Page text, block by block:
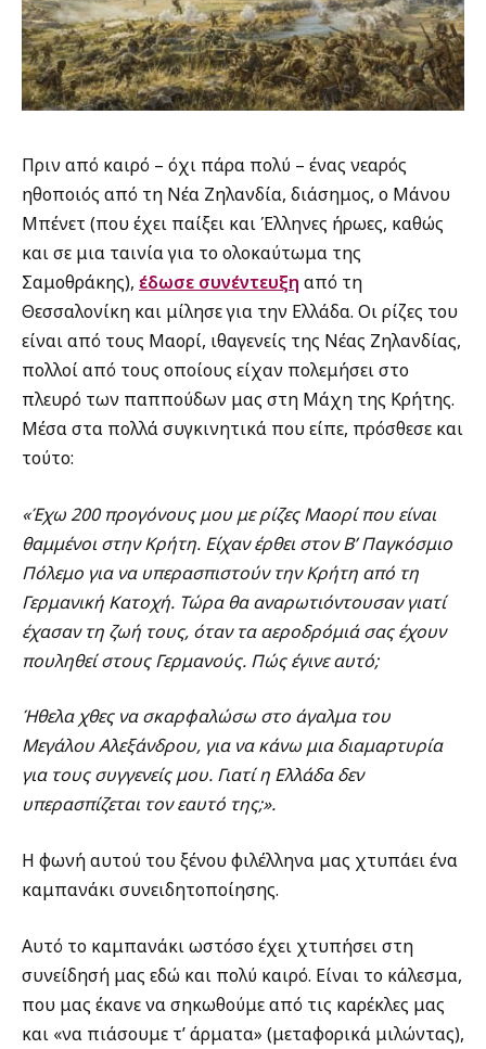
Πριν από καιρό – όχι πάρα πολύ – ένας νεαρός
ηθοποιός από τη Νέα Ζηλανδία, διάσημος, ο Μάνου
Μπένετ (που έχει παίξει και Έλληνες ήρωες, καθώς
και σε μια ταινία για το ολοκαύτωμα της
Σαμοθράκης), έδωσε συνέντευξη από τη
Θεσσαλονίκη και μίλησε για την Ελλάδα. Οι ρίζες του
είναι από τους Μαορί, ιθαγενείς της Νέας Ζηλανδίας,
πολλοί από τους οποίους είχαν πολεμήσει στο
πλευρό των παππούδων μας στη Μάχη της Κρήτης.
Μέσα στα πολλά συγκινητικά που είπε, πρόσθεσε και
τούτο:
«Έχω 200 προγόνους μου με ρίζεςΜαορίπου είναι
θαμμένοι στην Κρήτη. Είχαν έρθει στον Β’ Παγκόσμιο
Πόλεμο για να υπερασπιστούν την Κρήτη από τη
Γερμανική Κατοχή. Τώρα θα αναρωτιόντουσαν γιατί
έχασαν τη ζωή τους, όταν τα αεροδρόμιά σας έχουν
πουληθεί στους Γερμανούς. Πώς έγινε αυτό;
Ήθελα χθες να σκαρφαλώσω στο άγαλμα του
Μεγάλου Αλεξάνδρου, για να κάνω μια διαμαρτυρία
για τους συγγενείς μου. Γιατί η Ελλάδα δεν
υπερασπίζεται τον εαυτό της;».
Η φωνή αυτού του ξένου φιλέλληνα μας χτυπάει ένα
καμπανάκι συνειδητοποίησης.
Αυτό το καμπανάκι ωστόσο έχει χτυπήσει στη
συνείδησή μας εδώ και πολύ καιρό. Είναι το κάλεσμα,
που μας έκανε να σηκωθούμε από τις καρέκλες μας
και «να πιάσουμε τ’ άρματα» (μεταφορικά μιλώντας),